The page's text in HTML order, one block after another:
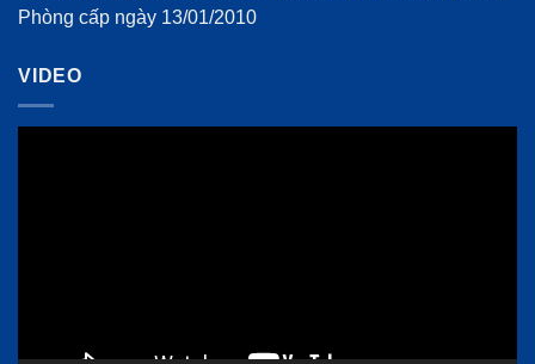
Phòng cấp ngày 13/01/2010
VIDEO